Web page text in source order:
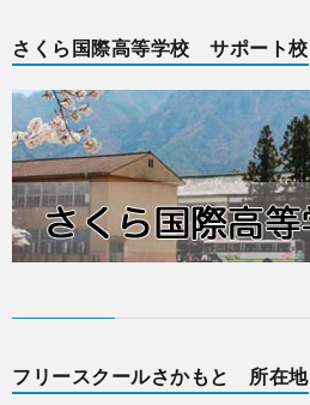
さくら国際高等学校 サポート校
フリースクールさかもと 所在地